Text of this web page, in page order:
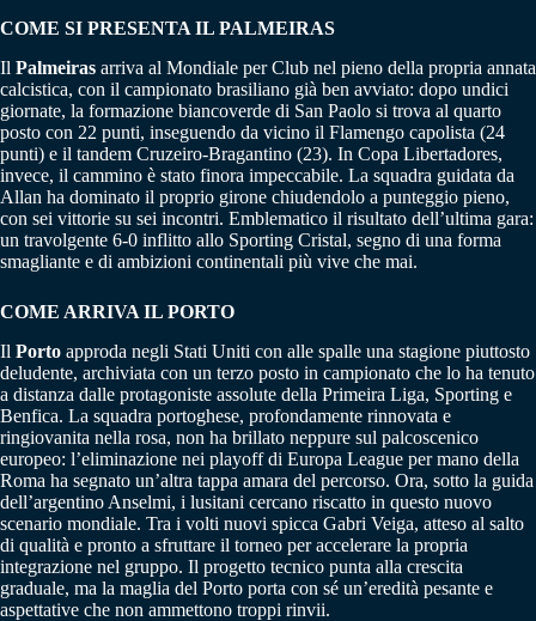
COME SI PRESENTA IL PALMEIRAS
Il Palmeiras arriva al Mondiale per Club nel pieno della propria annata
calcistica, con il campionato brasiliano già ben avviato: dopo undici
giornate, la formazione biancoverde di San Paolo si trova al quarto
posto con 22 punti, inseguendo da vicino il Flamengo capolista (24
punti) e il tandem Cruzeiro-Bragantino (23). In Copa Libertadores,
invece, il cammino è stato finora impeccabile. La squadra guidata da
Allan ha dominato il proprio girone chiudendolo a punteggio pieno,
con sei vittorie su sei incontri. Emblematico il risultato dell’ultima gara:
un travolgente 6-0 inflitto allo Sporting Cristal, segno di una forma
smagliante e di ambizioni continentali più vive che mai.
COME ARRIVA IL PORTO
Il Porto approda negli Stati Uniti con alle spalle una stagione piuttosto
deludente, archiviata con un terzo posto in campionato che lo ha tenuto
a distanza dalle protagoniste assolute della Primeira Liga, Sporting e
Benfica. La squadra portoghese, profondamente rinnovata e
ringiovanita nella rosa, non ha brillato neppure sul palcoscenico
europeo: l’eliminazione nei playoff di Europa League per mano della
Roma ha segnato un’altra tappa amara del percorso. Ora, sotto la guida
dell’argentino Anselmi, i lusitani cercano riscatto in questo nuovo
scenario mondiale. Tra i volti nuovi spicca Gabri Veiga, atteso al salto
di qualità e pronto a sfruttare il torneo per accelerare la propria
integrazione nel gruppo. Il progetto tecnico punta alla crescita
graduale, ma la maglia del Porto porta con sé un’eredità pesante e
aspettative che non ammettono troppi rinvii.